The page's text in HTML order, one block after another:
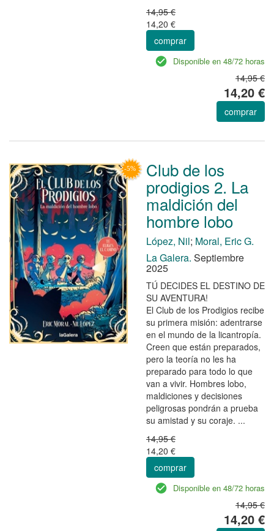
14,95 €
14,20 €
comprar
Disponible en 48/72 horas
14,95 €
14,20 €
comprar
Club de los
prodigios 2. La
maldición del
hombre lobo
López, Nil; Moral, Eric G.
La Galera. Septiembre
2025
TÚ DECIDES EL DESTINO DE
SU AVENTURA!
El Club de los Prodigios recibe
su primera misión: adentrarse
en el mundo de la licantropía.
Creen que están preparados,
pero la teoría no les ha
preparado para todo lo que
van a vivir. Hombres lobo,
maldiciones y decisiones
peligrosas pondrán a prueba
su amistad y su coraje. ...
14,95 €
14,20 €
comprar
Disponible en 48/72 horas
14,95 €
14,20 €